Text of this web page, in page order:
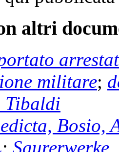
altri
militare;
Tibaldi
Bosio,
;